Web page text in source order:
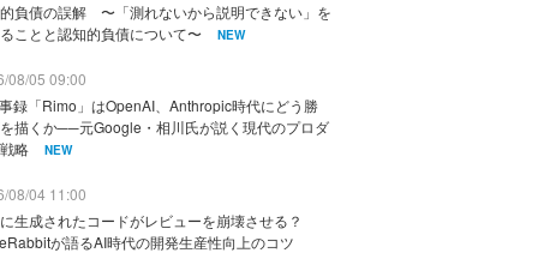
負債の誤解 〜「測れないから説明できない」を
ことと認知的負債について〜
NEW
08/05 09:00
録「Rimo」はOpenAI、Anthropic時代にどう勝
描くか──元Google・相川氏が説く現代のプロダ
略
NEW
08/04 11:00
生成されたコードがレビューを崩壊させる？
が語るAI時代の開発生産性向上のコツ